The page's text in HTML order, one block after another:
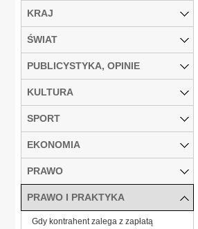
KRAJ
ŚWIAT
PUBLICYSTYKA, OPINIE
KULTURA
SPORT
EKONOMIA
PRAWO
PRAWO I PRAKTYKA
Gdy kontrahent zalega z zapłatą